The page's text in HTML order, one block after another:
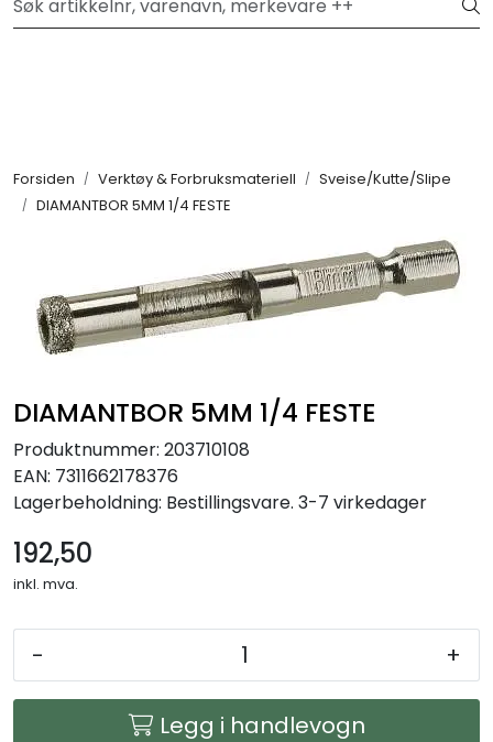
Skip to main content Hei, velkommen inn!
Forsiden Verktøy & Forbruksmateriell
Sveise/Kutte/Slipe
DIAMANTBOR 5MM 1/4 FESTE
DIAMANTBOR 5MM 1/4 FESTE
Produktnummer: 203710108
EAN: 7311662178376
Lagerbeholdning: Bestillingsvare. 3-7 virkedager
192,50
inkl. mva.
- +
Legg i handlevogn
Kjemikalier
Transmisjon
Verneutstyr
Arbeidsplassen
Maskiner
Kontor og kantineprodukter